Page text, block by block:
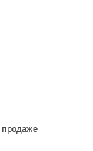
продаже